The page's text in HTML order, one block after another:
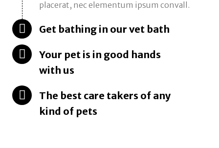
placerat, nec elementum ipsum convall.
Get bathing in our vet bath
Your pet is in good hands
with us
The best care takers of any
kind of pets